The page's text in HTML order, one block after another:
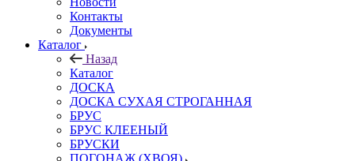
Контакты
Документы
Каталог
Назад
Каталог
ДОСКА
ДОСКА СУХАЯ СТРОГАННАЯ
БРУС
БРУС КЛЕЕНЫЙ
БРУСКИ
ПОГОНАЖ (ХВОЯ)